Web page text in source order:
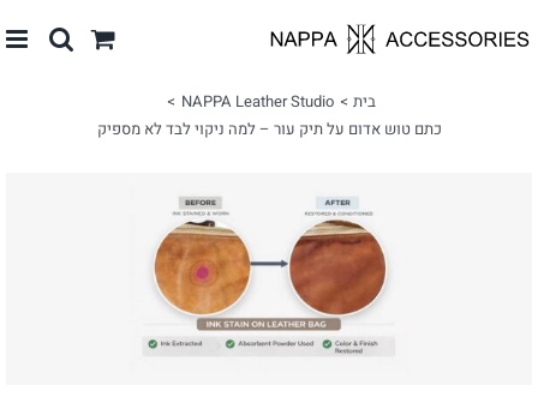
לתוכן
בית
NAPPA Leather Studio
כתם טוש אדום על תיק עור – למה ניקוי לבד לא מספיק